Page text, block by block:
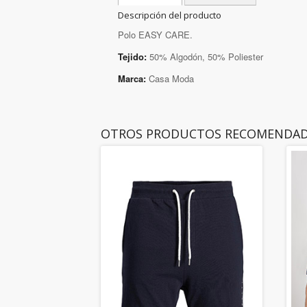
Descripción del producto
Polo EASY CARE.
Tejido: 50% Algodón, 50% Poliester
Marca: Casa Moda
OTROS PRODUCTOS